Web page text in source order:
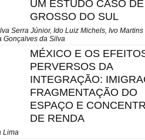
UM ESTUDO CASO
GROSSO DO SUL
Serra Júnior, Ido Luiz Michels, Ivo
Gonçalves da Silva
MÉXICO E OS
PERVERSOS DA
INTEGRAÇÃO:
FRAGMENTAÇÃO DO
ESPAÇO E
DE RENDA
Lima